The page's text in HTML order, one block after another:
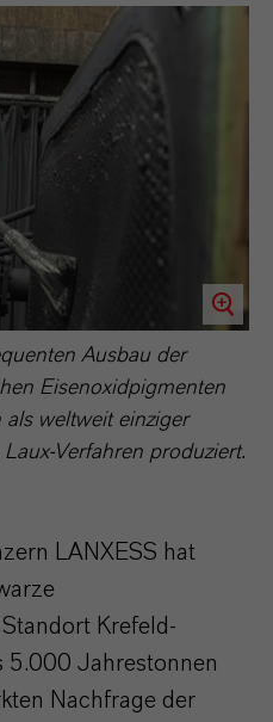
Ausbau der
Eisenoxidpigmenten
weltweit einziger
Verfahren produziert.
LANXESS hat
Krefeld-
5.000 Jahrestonnen
Nachfrage der